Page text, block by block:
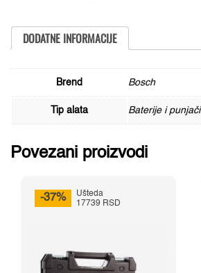
DODATNE INFORMACIJE
Brend Bosch
Tip alata Baterije i punjači
Povezani proizvodi
-37%
Ušteda
17739 RSD